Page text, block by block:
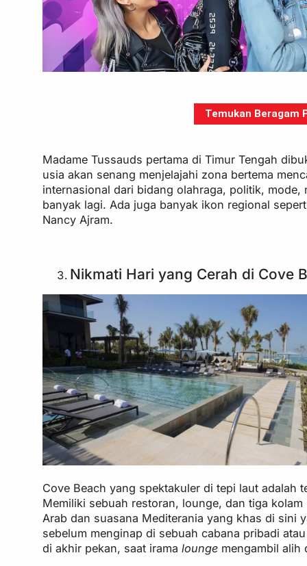
Temukan Beragam
Madame Tussauds pertama di Timur Tengah
usia akan senang menjelajahi zona bertema
internasional dari bidang olahraga, politik,
banyak lagi. Ada juga banyak ikon regional
Nancy Ajram.
Nikmati Hari yang Cerah di Cove
Cove Beach yang spektakuler di tepi laut adalah
Memiliki sebuah restoran, lounge, dan tiga
Arab dan suasana Mediterania yang khas di sini
sebelum menginap di sebuah cabana pribadi
di akhir pekan, saat iramalounge mengambil alih